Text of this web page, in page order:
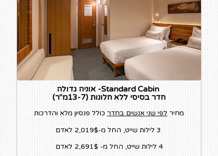
חדר בסיסי ללא חלונות (13-7מ"ר)
מחיר לפי שני אנשים בחדר כולל פנסיון מלא והדרכות
4 לילות שייט, החל מ- 2,691$ לאדם